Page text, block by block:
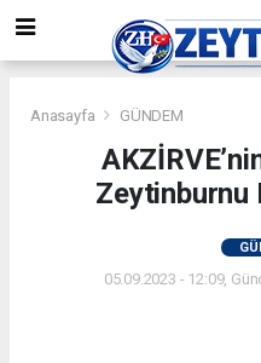
Anasayfa GÜNDEM
Zeytinburnu
05.09.2023 - 12:09,